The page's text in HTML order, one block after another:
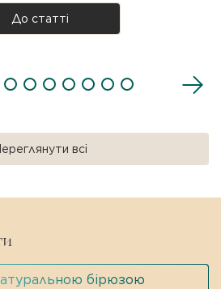
звідки він узявся і як
Що таке чокер?
До статті
всі
бірюзою